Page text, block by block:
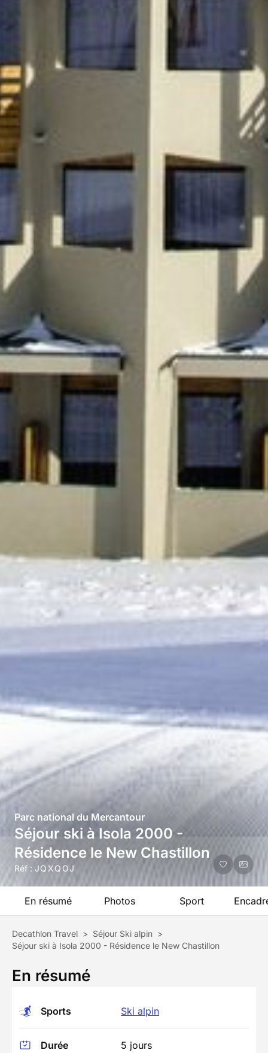
Parc national du Mercantour
Séjour ski à Isola 2000 -
Résidence le New Chastillon
Réf : JQXQOJ
En résumé Photos Sport
Decathlon Travel > Séjour Ski alpin >
Séjour ski à Isola 2000 - Résidence le New Chastillon
En résumé
Sports Ski alpin
Durée 5 jours